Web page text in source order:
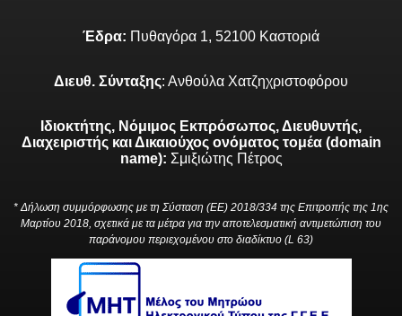
Έδρα: Πυθαγόρα 1, 52100 Καστοριά
Διευθ. Σύνταξης: Ανθούλα Χατζηχριστοφόρου
Ιδιοκτήτης, Νόμιμος Εκπρόσωπος, Διευθυντής,
Διαχειριστής και Δικαιούχος ονόματος τομέα (domain
name): Σμιξιώτης Πέτρος
* Δήλωση συμμόρφωσης με τη Σύσταση (ΕΕ) 2018/334 της Επιτροπής της 1ης
Μαρτίου 2018, σχετικά με τα μέτρα για την αποτελεσματική αντιμετώπιση του
παράνομου περιεχομένου στο διαδίκτυο (L 63)